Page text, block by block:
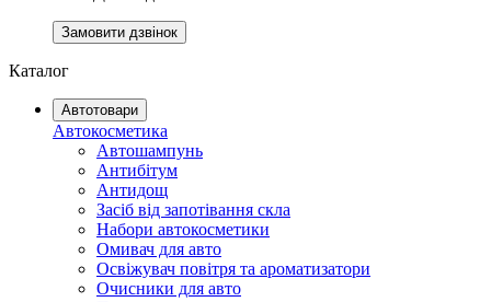
Замовити дзвінок
Каталог
Автотовари
Автокосметика
Автошампунь
Антибітум
Антидощ
Засіб від запотівання скла
Набори автокосметики
Омивач для авто
Освіжувач повітря та ароматизатори
Очисники для авто